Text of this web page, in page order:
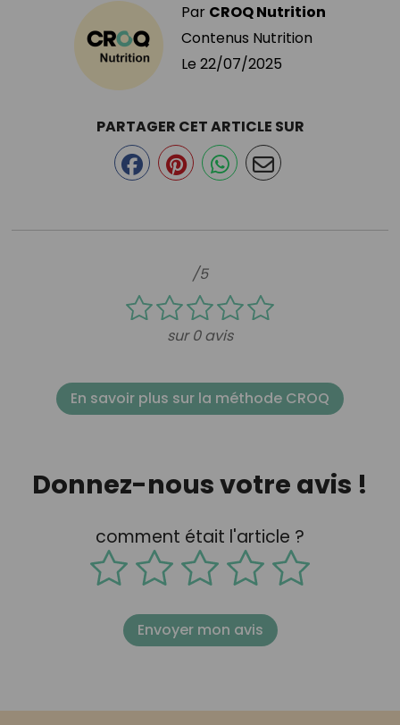
Par CROQ Nutrition
Contenus Nutrition
Le 22/07/2025
/5
sur 0 avis
PARTAGER CET ARTICLE SUR
En savoir plus sur la méthode CROQ
Donnez-nous votre avis !
comment était l'article ?
Envoyer mon avis